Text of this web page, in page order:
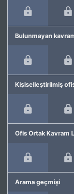
Bulunmayan
Kişiselleştirilmiş
Ofis Ortak Kavram
Arama geçmişi